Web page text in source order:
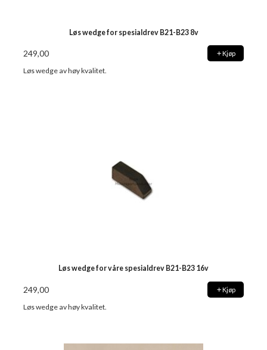
Løs wedge for spesialdrev B21-B23 8v
249,00 Kjøp
Løs wedge av høy kvalitet.
Løs wedge for våre spesialdrev B21-B23 16v
249,00 Kjøp
Løs wedge av høy kvalitet.